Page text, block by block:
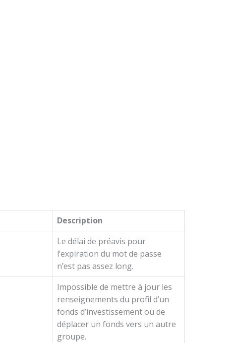
Description
Le délai de préavis pour
l’expiration du mot de passe
n’est pas assez long.
Impossible de mettre à jour les
renseignements du profil d’un
fonds d’investissement ou de
déplacer un fonds vers un autre
groupe.